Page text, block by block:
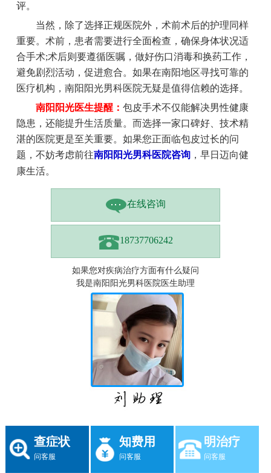
评。
当然，除了选择正规医院外，术前术后的护理同样
重要。术前，患者需要进行全面检查，确保身体状况适
合手术;术后则要遵循医嘱，做好伤口消毒和换药工作，
避免剧烈活动，促进愈合。如果在南阳地区寻找可靠的
医疗机构，南阳阳光男科医院无疑是值得信赖的选择。
南阳阳光医生提醒： 包皮手术不仅能解决男性健康
隐患，还能提升生活质量。而选择一家口碑好、技术精
湛的医院更是至关重要。如果您正面临包皮过长的问
题，不妨考虑前往南阳阳光男科医院咨询，早日迈向健
康生活。
在线咨询
18737706242
如果您对疾病治疗方面有什么疑问
我是南阳阳光男科医院医生助理
查症状
问客服
知费用
问客服
明治疗
问客服